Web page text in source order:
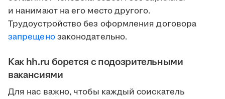
и нанимают на его место другого.
Трудоустройство без оформления договора
запрещенозаконодательно.
Как hh.ru борется с подозрительными
вакансиями
Для нас важно, чтобы каждый соискатель